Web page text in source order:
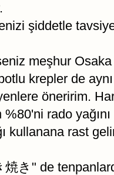
şiddetle
meşhur
krepler de
öneririm.
rado yağını
kullanana rast
き" de